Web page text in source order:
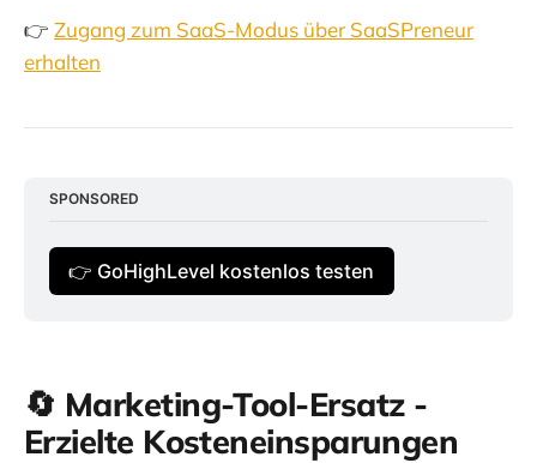
👉 Zugang zum SaaS-Modus über SaaSPreneur
erhalten
SPONSORED
👉 GoHighLevel kostenlos testen
🔄 Marketing-Tool-Ersatz -
Erzielte Kosteneinsparungen